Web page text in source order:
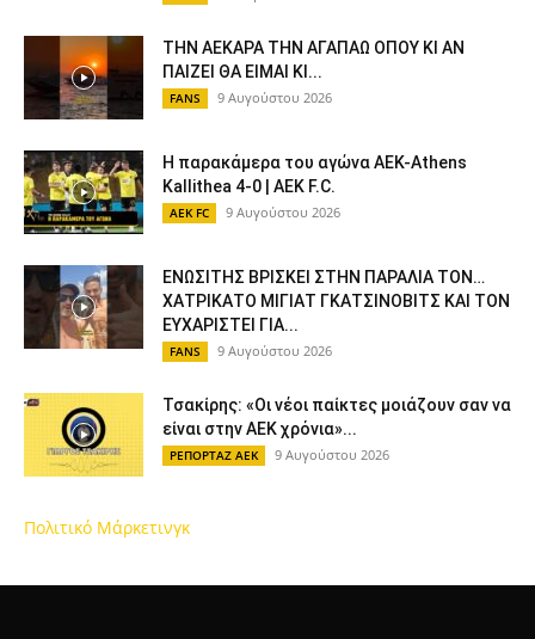
ΤΗΝ ΑΕΚΑΡΑ ΤΗΝ ΑΓΑΠΑΩ ΟΠΟΥ ΚΙ ΑΝ
ΠΑΙΖΕΙ ΘΑ ΕΙΜΑΙ ΚΙ...
FANS 9 Αυγούστου 2026
Η παρακάμερα του αγώνα ΑΕΚ-Athens
Kallithea 4-0 | AEK F.C.
AEK FC 9 Αυγούστου 2026
ΕΝΩΣΙΤΗΣ ΒΡΙΣΚΕΙ ΣΤΗΝ ΠΑΡΑΛΙΑ ΤΟΝ…
ΧΑΤΡΙΚΑΤΟ ΜΙΓΙΑΤ ΓΚΑΤΣΙΝΟΒΙΤΣ ΚΑΙ ΤΟΝ
ΕΥΧΑΡΙΣΤΕΙ ΓΙΑ...
FANS 9 Αυγούστου 2026
Τσακίρης: «Οι νέοι παίκτες μοιάζουν σαν να
είναι στην ΑΕΚ χρόνια»...
ΡΕΠΟΡΤΑΖ ΑΕΚ 9 Αυγούστου 2026
Πολιτικό Μάρκετινγκ